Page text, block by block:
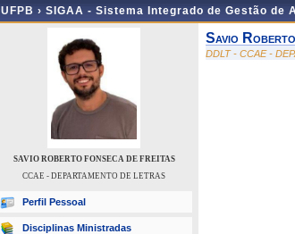
UFPB › SIGAA - Sistema Integrado de Gestão de
SAVIO ROBERTO FONSECA DE FREITAS
CCAE - DEPARTAMENTO DE LETRAS
Perfil Pessoal
Disciplinas Ministradas
Savio
DDLT - CCAE -